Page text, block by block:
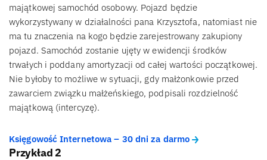
majątkowej samochód osobowy. Pojazd będzie
wykorzystywany w działalności pana Krzysztofa, natomiast nie
ma tu znaczenia na kogo będzie zarejestrowany zakupiony
pojazd. Samochód zostanie ujęty w ewidencji środków
trwałych i poddany amortyzacji od całej wartości początkowej.
Nie byłoby to możliwe w sytuacji, gdy małżonkowie przed
zawarciem związku małżeńskiego, podpisali rozdzielność
majątkową (intercyzę).
Księgowość Internetowa – 30 dni za darmo
Przykład 2